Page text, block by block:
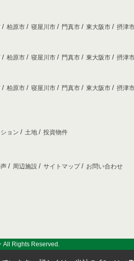
柏原市 寝屋川市 門真市 東大阪市 摂津
柏原市 寝屋川市 門真市 東大阪市 摂津
柏原市 寝屋川市 門真市 東大阪市 摂津
ョン 土地 投資物件
周辺施設 サイトマップ お問い合わせ
All Rights Reserved.